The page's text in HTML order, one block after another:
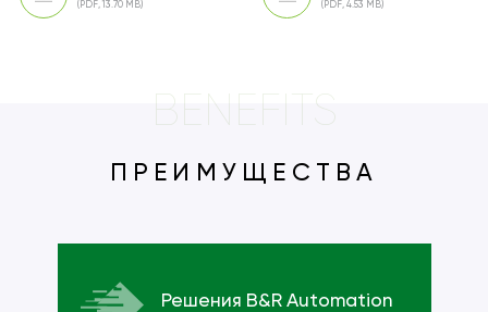
(PDF, 13.70 MB) (PDF, 4.53 MB)
BENEFITS
ПРЕИМУЩЕСТВА
Решения B&R Automation